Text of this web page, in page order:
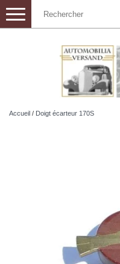
Toggle
navigation
Accueil / Doigt écarteur 170S